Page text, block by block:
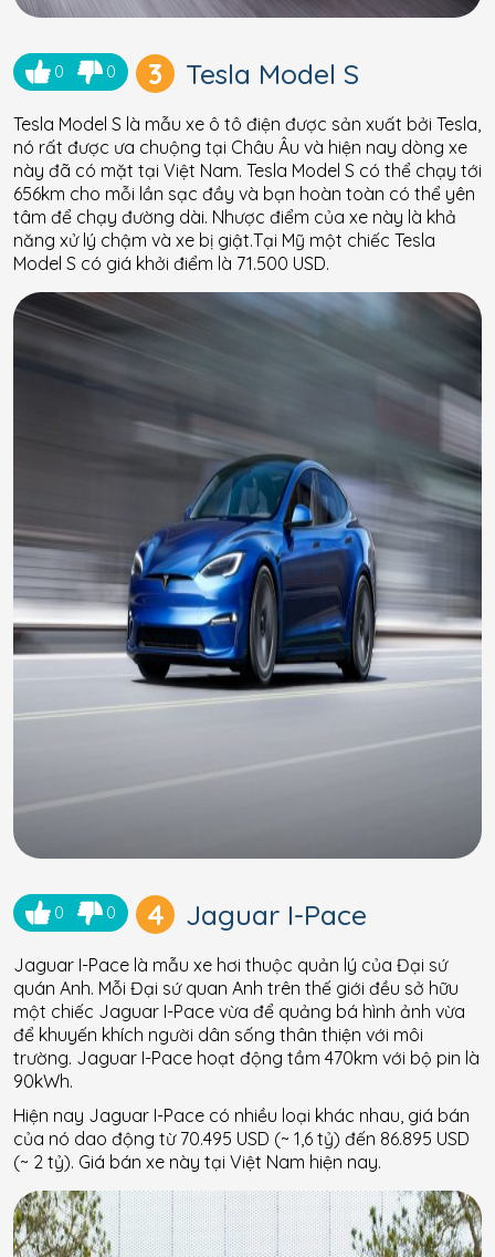
0 0 3 Tesla Model S
Tesla Model S là mẫu xe ô tô điện được sản xuất bởi Tesla,
nó rất được ưa chuộng tại Châu Âu và hiện nay dòng xe
này đã có mặt tại Việt Nam. Tesla Model S có thể chạy tới
656km cho mỗi lần sạc đầy và bạn hoàn toàn có thể yên
tâm để chạy đường dài. Nhược điểm của xe này là khả
năng xử lý chậm và xe bị giật.Tại Mỹ một chiếc Tesla
Model S có giá khởi điểm là 71.500 USD.
0 0 4 Jaguar I-Pace
Jaguar I-Pace là mẫu xe hơi thuộc quản lý của Đại sứ
quán Anh. Mỗi Đại sứ quan Anh trên thế giới đều sở hữu
một chiếc Jaguar I-Pace vừa để quảng bá hình ảnh vừa
để khuyến khích người dân sống thân thiện với môi
trường. Jaguar I-Pace hoạt động tầm 470km với bộ pin là
90kWh.
Hiện nay Jaguar I-Pace có nhiều loại khác nhau, giá bán
của nó dao động từ 70.495 USD (~ 1,6 tỷ) đến 86.895 USD
(~ 2 tỷ). Giá bán xe này tại Việt Nam hiện nay.